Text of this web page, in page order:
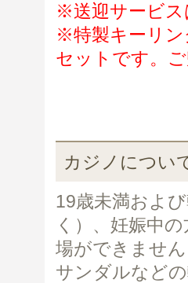
※送迎サービス
※特製キーリン
セットです。
カジノについ
19歳未満およ
く）、妊娠中
場ができませ
サンダルなど